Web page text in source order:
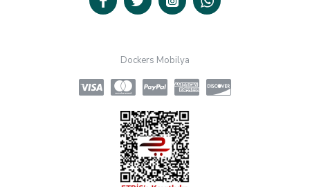
Dockers Mobilya